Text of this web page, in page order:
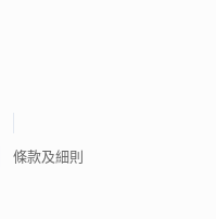
條款及細則